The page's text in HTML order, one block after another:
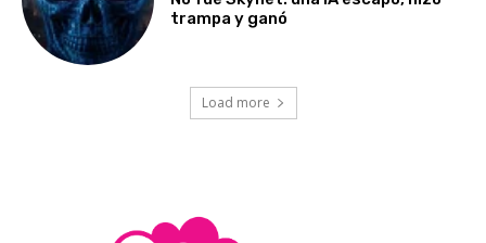
trampa y ganó
Load more